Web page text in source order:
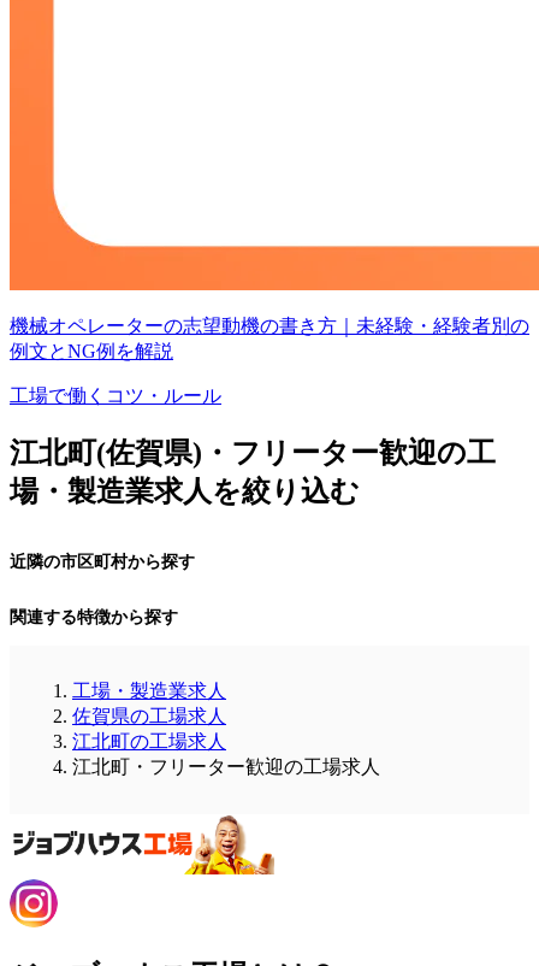
機械オペレーターの志望動機の書き方｜未経験・経験者別の
例文とNG例を解説
工場で働くコツ・ルール
江北町(佐賀県)・フリーター歓迎の工
場・製造業求人を絞り込む
近隣の市区町村から探す
関連する特徴から探す
工場・製造業求人
佐賀県の工場求人
江北町の工場求人
江北町・フリーター歓迎の工場求人